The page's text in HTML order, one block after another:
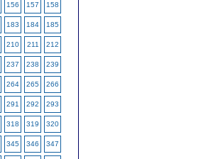
156 157 158
183 184 185
210 211 212
237 238 239
264 265 266
291 292 293
318 319 320
345 346 347